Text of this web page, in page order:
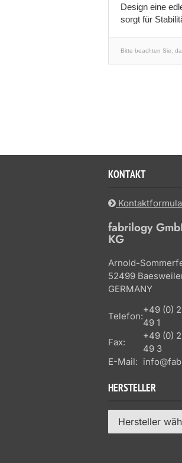
Design eine
sorgt für
Bitte beachten Sie,
KONTAKT
fabrilogy
KG
Arnold-
52499
GERMANY
Telefon:
+49 (0)
49 1
Fax:
+49 (0)
49 3
E-Mail:
HERSTELLER
Hersteller